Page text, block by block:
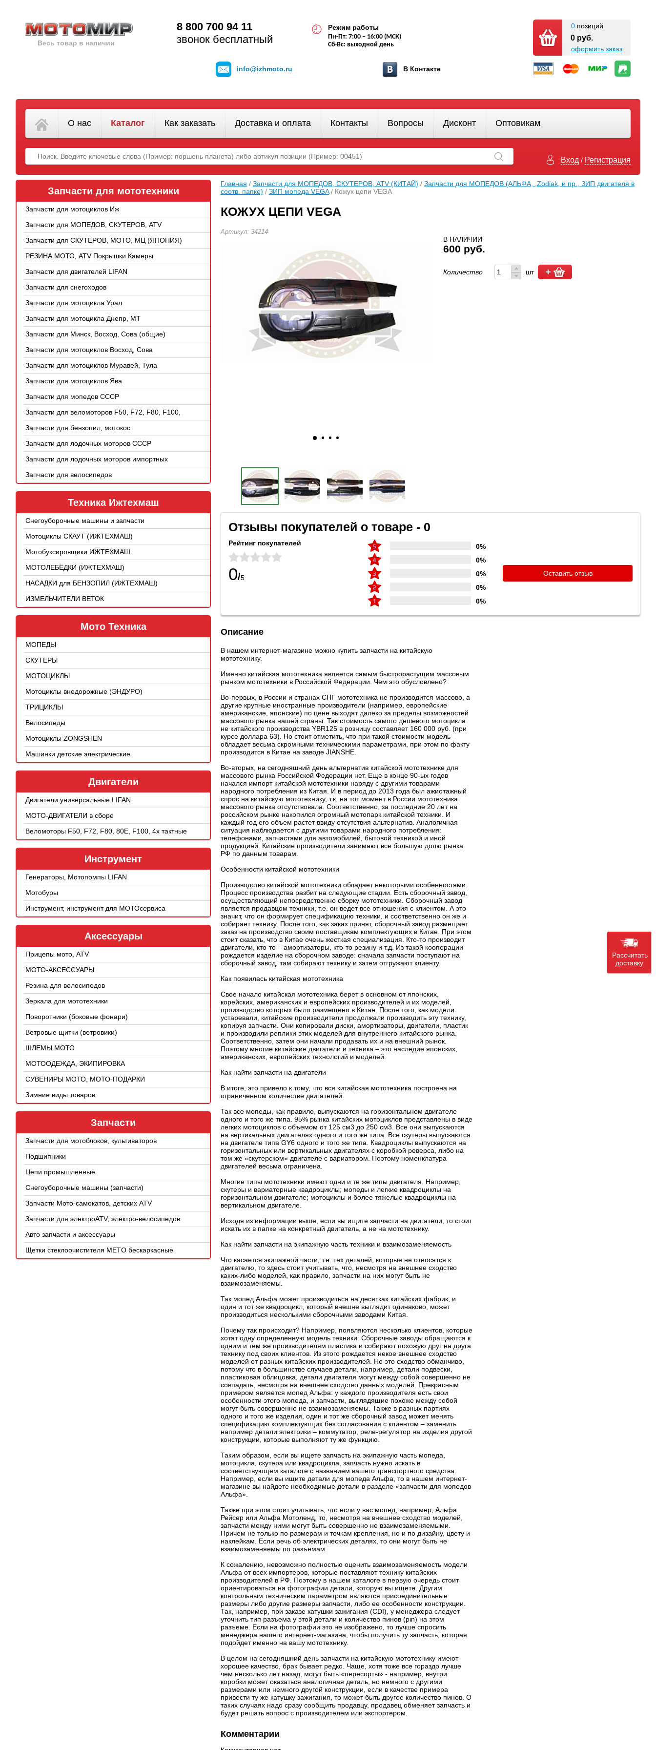
Весь товар в наличии
8 800 700 94 11
звонок бесплатный
Режим работы
Пн-Пт: 7:00 – 16:00 (МСК)
Сб-Вс: выходной день
0 позиций
0 руб.
оформить заказ
info@izhmoto.ru В Контакте
О нас Каталог Как заказать Доставка и оплата Контакты Вопросы Дисконт Оптовикам
Вход / Регистрация
Запчасти для мототехники
Запчасти для мотоциклов Иж
Запчасти для МОПЕДОВ, СКУТЕРОВ, ATV
(КИТАЙ)
Запчасти для СКУТЕРОВ, МОТО, МЦ (ЯПОНИЯ)
РЕЗИНА МОТО, ATV Покрышки Камеры
Запчасти для двигателей LIFAN
Запчасти для снегоходов
Запчасти для мотоцикла Урал
Запчасти для мотоцикла Днепр, МТ
Запчасти для Минск, Восход, Сова (общие)
Запчасти для мотоциклов Восход, Сова
Запчасти для мотоциклов Муравей, Тула
Запчасти для мотоциклов Ява
Запчасти для мопедов СССР
Запчасти для веломоторов F50, F72, F80, F100,
4Т
Запчасти для бензопил, мотокос
Запчасти для лодочных моторов СССР
Запчасти для лодочных моторов импортных
Запчасти для велосипедов
Техника Ижтехмаш
Снегоуборочные машины и запчасти
Мотоциклы СКАУТ (ИЖТЕХМАШ)
Мотобуксировщики ИЖТЕХМАШ
МОТОЛЕБЁДКИ (ИЖТЕХМАШ)
НАСАДКИ для БЕНЗОПИЛ (ИЖТЕХМАШ)
ИЗМЕЛЬЧИТЕЛИ ВЕТОК
Мото Техника
МОПЕДЫ
СКУТЕРЫ
МОТОЦИКЛЫ
Мотоциклы внедорожные (ЭНДУРО)
ТРИЦИКЛЫ
Велосипеды
Мотоциклы ZONGSHEN
Машинки детские электрические
Двигатели
Двигатели универсальные LIFAN
МОТО-ДВИГАТЕЛИ в сборе
Веломоторы F50, F72, F80, 80E, F100, 4х тактные
Инструмент
Генераторы, Мотопомпы LIFAN
Мотобуры
Инструмент, инструмент для МОТОсервиса
Аксессуары
Прицепы мото, ATV
МОТО-АКСЕССУАРЫ
Резина для велосипедов
Зеркала для мототехники
Поворотники (боковые фонари)
Ветровые щитки (ветровики)
ШЛЕМЫ МОТО
МОТООДЕЖДА, ЭКИПИРОВКА
СУВЕНИРЫ МОТО, МОТО-ПОДАРКИ
Зимние виды товаров
Запчасти
Запчасти для мотоблоков, культиваторов
Подшипники
Цепи промышленные
Снегоуборочные машины (запчасти)
Запчасти Мото-самокатов, детских ATV
Запчасти для электроATV, электро-велосипедов
Авто запчасти и аксессуары
Щетки стеклоочистителя METO бескаркасные
Главная / Запчасти для МОПЕДОВ, СКУТЕРОВ, ATV (КИТАЙ) / Запчасти для МОПЕДОВ (АЛЬФА, ,Zodiak, и пр., ЗИП двигателя в
соотв. папке) / ЗИП мопеда VEGA/ Кожух цепи VEGA
КОЖУХ ЦЕПИ VEGA
Артикул: 34214
В НАЛИЧИИ
600 руб.
Количество шт
Отзывы покупателей о товаре - 0
Рейтинг покупателей
0/5
0%
0%
0%
0%
0%
Оставить отзыв
Описание
В нашем интернет-магазине можно купить запчасти на китайскую
мототехнику.
Именно китайская мототехника является самым быстрорастущим массовым
рынком мототехники в Российской Федерации. Чем это обусловлено?
Во-первых, в России и странах СНГ мототехника не производится массово, а
другие крупные иностранные производители (например, европейские
американские, японские) по цене выходят далеко за пределы возможностей
массового рынка нашей страны. Так стоимость самого дешевого мотоцикла
не китайского производства YBR125 в розницу составляет 160 000 руб. (при
курсе доллара 63). Но стоит отметить, что при такой стоимости модель
обладает весьма скромными техническими параметрами, при этом по факту
производится в Китае на заводе JIANSHE.
Во-вторых, на сегодняшний день альтернатив китайской мототехнике для
массового рынка Российской Федерации нет. Еще в конце 90-ых годов
начался импорт китайской мототехники наряду с другими товарами
народного потребления из Китая. И в период до 2013 года был ажиотажный
спрос на китайскую мототехнику, т.к. на тот момент в России мототехника
массового рынка отсутствовала. Соответственно, за последние 20 лет на
российском рынке накопился огромный мотопарк китайской техники. И
каждый год его объем растет ввиду отсутствия альтернатив. Аналогичная
ситуация наблюдается с другими товарами народного потребления:
телефонами, запчастями для автомобилей, бытовой техникой и иной
продукцией. Китайские производители занимают все большую долю рынка
РФ по данным товарам.
Особенности китайской мототехники
Производство китайской мототехники обладает некоторыми особенностями.
Процесс производства разбит на следующие стадии. Есть сборочный завод,
осуществляющий непосредственно сборку мототехники. Сборочный завод
является продавцом техники, т.е. он ведет все отношения с клиентом. А это
значит, что он формирует спецификацию техники, и соответственно он же и
собирает технику. После того, как заказ принят, сборочный завод размещает
заказ на производство своим поставщикам комплектующих в Китае. При этом
стоит сказать, что в Китае очень жесткая специализация. Кто-то производит
двигатели, кто-то – амортизаторы, кто-то резину и т.д. Из такой кооперации
рождается изделие на сборочном заводе: сначала запчасти поступают на
сборочный завод, там собирают технику и затем отгружают клиенту.
Как появилась китайская мототехника
Свое начало китайская мототехника берет в основном от японских,
корейских, американских и европейских производителей и их моделей,
производство которых было размещено в Китае. После того, как модели
устаревали, китайские производители продолжали производить эту технику,
копируя запчасти. Они копировали диски, амортизаторы, двигатели, пластик
и производили реплики этих моделей для внутреннего китайского рынка.
Соответственно, затем они начали продавать их и на внешний рынок.
Поэтому многие китайские двигатели и техника – это наследие японских,
американских, европейских технологий и моделей.
Как найти запчасти на двигатели
В итоге, это привело к тому, что вся китайская мототехника построена на
ограниченном количестве двигателей.
Так все мопеды, как правило, выпускаются на горизонтальном двигателе
одного и того же типа. 95% рынка китайских мотоциклов представлены в виде
легких мотоциклов с объемом от 125 см3 до 250 см3. Все они выпускаются
на вертикальных двигателях одного и того же типа. Все скутеры выпускаются
на двигателе типа GY6 одного и того же типа. Квадроциклы выпускаются на
горизонтальных или вертикальных двигателях с коробкой реверса, либо на
том же «скутерском» двигателе с вариатором. Поэтому номенклатура
двигателей весьма ограничена.
Многие типы мототехники имеют одни и те же типы двигателя. Например,
скутеры и вариаторные квадроциклы; мопеды и легкие квадроциклы на
горизонтальном двигателе; мотоциклы и более тяжелые квадроциклы на
вертикальном двигателе.
Исходя из информации выше, если вы ищите запчасти на двигатели, то стоит
искать их в папке на конкретный двигатель, а не на мототехнику.
Как найти запчасти на экипажную часть техники и взаимозаменяемость
Что касается экипажной части, т.е. тех деталей, которые не относятся к
двигателю, то здесь стоит учитывать, что, несмотря на внешнее сходство
каких-либо моделей, как правило, запчасти на них могут быть не
взаимозаменяемы.
Так мопед Альфа может производиться на десятках китайских фабрик, и
один и тот же квадроцикл, который внешне выглядит одинаково, может
производиться несколькими сборочными заводами Китая.
Почему так происходит? Например, появляются несколько клиентов, которые
хотят одну определенную модель техники. Сборочные заводы обращаются к
одним и тем же производителям пластика и собирают похожую друг на друга
технику под своих клиентов. Из этого рождается некое внешнее сходство
моделей от разных китайских производителей. Но это сходство обманчиво,
потому что в большинстве случаев детали, например, детали подвески,
пластиковая облицовка, детали двигателя могут между собой совершенно не
совпадать, несмотря на внешнее сходство данных моделей. Прекрасным
примером является мопед Альфа: у каждого производителя есть свои
особенности этого мопеда, и запчасти, выглядящие похоже между собой
могут быть совершенно не взаимозаменяемы. Также в разных партиях
одного и того же изделия, один и тот же сборочный завод может менять
спецификацию комплектующих без согласования с клиентом – заменить
например детали электрики – коммутатор, реле-регулятор на изделия другой
конструкции, которые выполняют ту же функцию.
Таким образом, если вы ищете запчасть на экипажную часть мопеда,
мотоцикла, скутера или квадроцикла, запчасть нужно искать в
соответствующем каталоге с названием вашего транспортного средства.
Например, если вы ищите детали для мопеда Альфа, то в нашем интернет-
магазине вы найдете необходимые детали в разделе «запчасти для мопедов
Альфа».
Также при этом стоит учитывать, что если у вас мопед, например, Альфа
Рейсер или Альфа Мотоленд, то, несмотря на внешнее сходство моделей,
запчасти между ними могут быть совершенно не взаимозаменяемыми.
Причем не только по размерам и точкам крепления, но и по дизайну, цвету и
наклейкам. Если речь об электрических деталях, то они могут быть не
взаимозаменяемы по разъемам.
К сожалению, невозможно полностью оценить взаимозаменяемость модели
Альфа от всех импортеров, которые поставляют технику китайских
производителей в РФ. Поэтому в нашем каталоге в первую очередь стоит
ориентироваться на фотографии детали, которую вы ищете. Другим
контрольным техническим параметром являются присоединительные
размеры либо другие размеры запчасти, либо ее особенности конструкции.
Так, например, при заказе катушки зажигания (CDI), у менеджера следует
уточнить тип разъема у этой детали и количество пинов (pin) на этом
разъеме. Если на фотографии это не изображено, то лучше спросить
менеджера нашего интернет-магазина, чтобы получить ту запчасть, которая
подойдет именно на вашу мототехнику.
В целом на сегодняшний день запчасти на китайскую мототехнику имеют
хорошее качество, брак бывает редко. Чаще, хотя тоже все гораздо лучше
чем несколько лет назад, могут быть «пересорты» - например, внутри
коробки может оказаться аналогичная деталь, но немного с другими
размерами или немного другой конструкции, если в качестве примера
привести ту же катушку зажигания, то может быть другое количество пинов. О
таких случаях надо сразу сообщить продавцу, продавец обменяет запчасть и
будет решать вопрос с производителем или экспортером.
Комментарии
Рассчитать
доставку